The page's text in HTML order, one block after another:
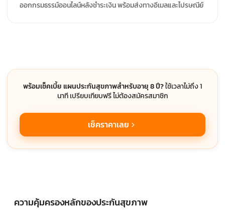
ออกกรมธรรม์ออนไลน์หลังชำระเงิน พร้อมส่งทางอีเมลและไปรษณีย์
พร้อมเช็คเบี้ย แผนประกันสุขภาพสำหรับอายุ 8 ปี?ใช้เวลาไม่ถึง 1
นาที เปรียบเทียบฟรี ไม่ต้องสมัครสมาชิก
เช็คราคาเลย
ความคุ้มครองหลักของประกันสุขภาพ